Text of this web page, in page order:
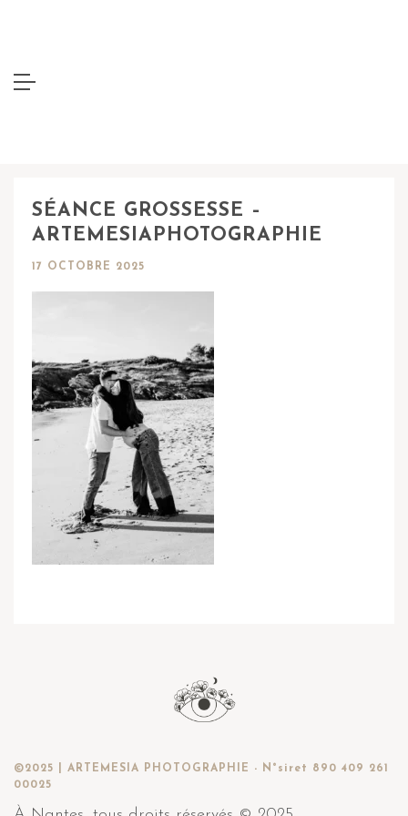
SÉANCE GROSSESSE –
ARTEMESIAPHOTOGRAPHIE
17 OCTOBRE 2025
©2025 | ARTEMESIA PHOTOGRAPHIE - N°siret 890 409 261
00025